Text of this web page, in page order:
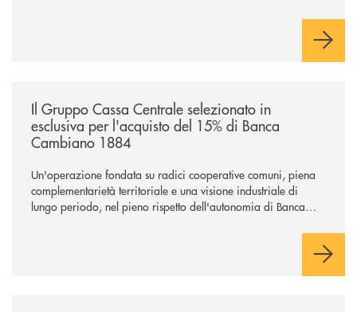
Il Gruppo Cassa Centrale selezionato in
esclusiva per l'acquisto del 15% di Banca
Cambiano 1884
Un'operazione fondata su radici cooperative comuni, piena
complementarietà territoriale e una visione industriale di
lungo periodo, nel pieno rispetto dell'autonomia di Banca
negoziazione esclusiva per la finalizzazione dell’operazione.